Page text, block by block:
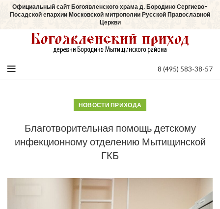
Официальный сайт Богоявленского храма д. Бородино Сергиево-
Посадской епархии Московской митрополии Русской Православной
Церкви
8 (495) 583-38-57
НОВОСТИ ПРИХОДА
Благотворительная помощь детскому
инфекционному отделению Мытищинской
ГКБ